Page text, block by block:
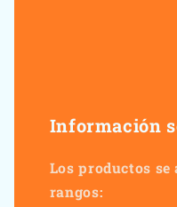
Información
Los productos se
rangos: